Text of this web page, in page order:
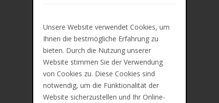
Unsere Website verwendet Cookies, um
Ihnen die bestmögliche Erfahrung zu
bieten. Durch die Nutzung unserer
Website stimmen Sie der Verwendung
von Cookies zu. Diese Cookies sind
notwendig, um die Funktionalität der
Website sicherzustellen und Ihr Online-
Lieferung ca. zwischen Mo, 10. Aug und Mi,
12. Aug
Preis inkl. 19% MwSt. Zzgl.Versandkosten
Beschreibung